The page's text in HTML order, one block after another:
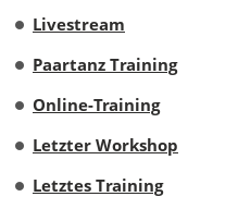
Livestream
Paartanz Training
Online-Training
Letzter Workshop
Letztes Training